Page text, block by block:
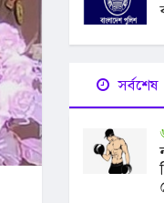
সর্বশেষ